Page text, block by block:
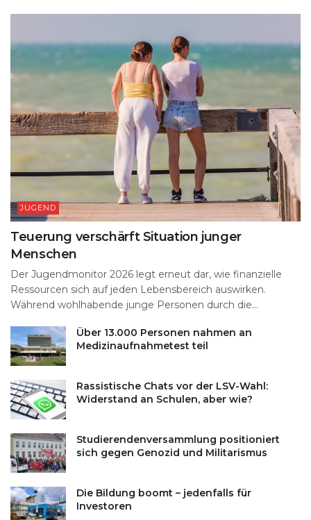
JUGEND
Teuerung verschärft Situation junger
Menschen
Der Jugendmonitor 2026 legt erneut dar, wie finanzielle
Ressourcen sich auf jeden Lebensbereich auswirken.
Während wohlhabende junge Personen durch die...
Über 13.000 Personen nahmen an
Medizinaufnahmetest teil
Rassistische Chats vor der LSV-Wahl:
Widerstand an Schulen, aber wie?
Studierendenversammlung positioniert
sich gegen Genozid und Militarismus
Die Bildung boomt – jedenfalls für
Investoren